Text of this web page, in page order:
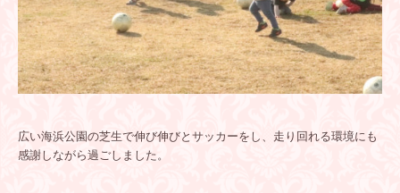
広い海浜公園の芝生で伸び伸びとサッカーをし、走り回れる環境にも
感謝しながら過ごしました。